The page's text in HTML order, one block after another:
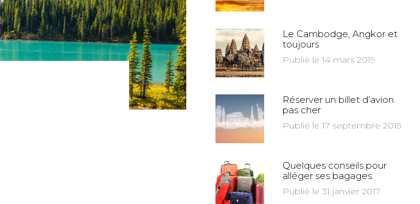
Le Cambodge, Angkor et
toujours
Publié le 14 mars 2019
Réserver un billet d’avion
pas cher
Publié le 17 septembre 2015
Quelques conseils pour
alléger ses bagages
Publié le 31 janvier 2017